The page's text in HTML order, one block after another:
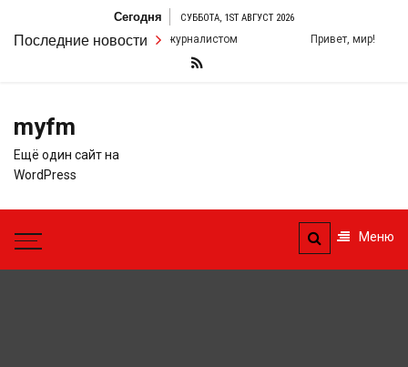
содержимому
Сегодня СУББОТА, 1ST АВГУСТ 2026
Последние новости
Узнайте о том, как стать журналистом Привет, мир!
myfm
Ещё один сайт на
WordPress
Меню